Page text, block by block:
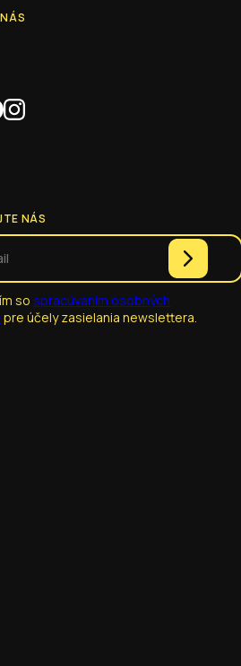
NÁS
so spracúvaním osobných
pre účely zasielania newslettera.